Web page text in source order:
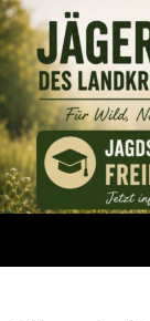
Zum
Inhalt
springen